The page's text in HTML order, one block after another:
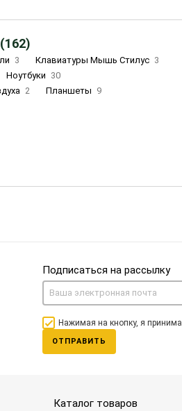
3 Клавиатуры Мышь Стилус 3
Ноутбуки 30
2 Планшеты 9
Подписаться на рассылку
Нажимая на кнопку, я
ОТПРАВИТЬ
Каталог товаров